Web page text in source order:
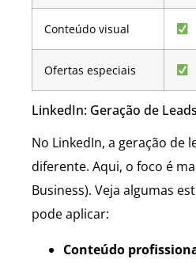
Conteúdo visual
Ofertas especiais
LinkedIn: Geração de
No LinkedIn, a geração de
diferente. Aqui, o foco é
Business). Veja algumas
pode aplicar:
Conteúdo